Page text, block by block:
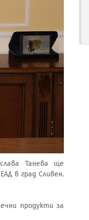
Танева ще
в град Сливен.
продукти за